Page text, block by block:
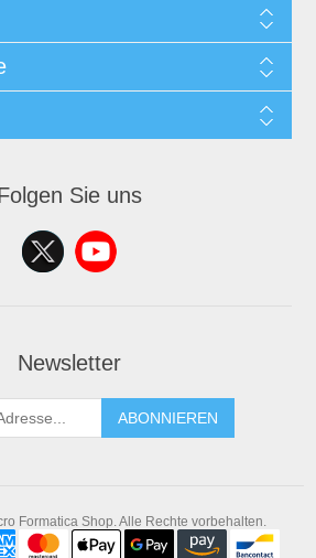
Sie uns
Newsletter
ABONNIEREN
Formatica Shop. Alle Rechte vorbehalten.